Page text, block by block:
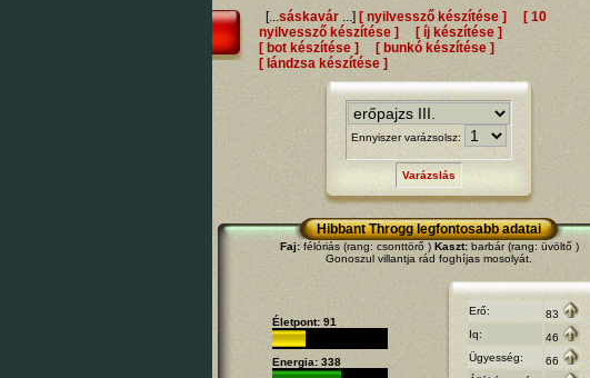
[...sáskavár ...] [ nyilvessző készítése ]
[ 10
nyilvessző készítése ]
[ íj készítése ]
[ bot készítése ]
[ bunkó készítése ]
[ lándzsa készítése ]
Ennyiszer varázsolsz:
Varázslás
Hibbant Throgg legfontosabb adatai
Faj:félóriás (rang: csonttörő ) Kaszt:barbár (rang: üvöltő )
Gonoszul villantja rád foghíjas mosolyát.
Életpont: 91
Energia: 338
Erő:
83
Iq:
46
Ügyesség:
66